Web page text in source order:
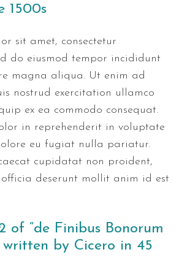
1500s
sit amet, consectetur
do eiusmod tempor incididunt
magna aliqua. Ut enim ad
nostrud exercitation ullamco
ex ea commodo consequat.
in reprehenderit in voluptate
eu fugiat nulla pariatur.
cupidatat non proident,
deserunt mollit anim id est
of “de Finibus Bonorum
written by Cicero in 45